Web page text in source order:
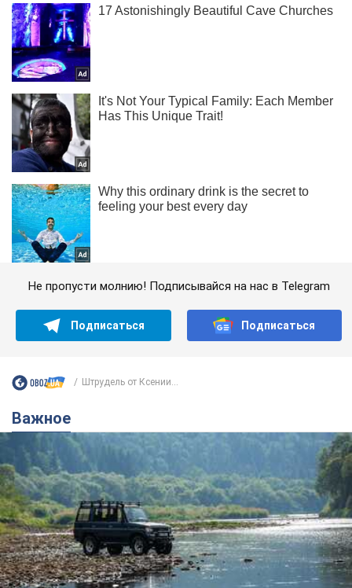
Не пропусти молнию! Подписывайся на нас в Telegram
Подписаться Подписаться
Штрудель от Ксении...
Важное